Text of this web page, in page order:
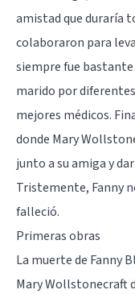
amistad que duraría
colaboraron para
siempre fue bastante
marido por
mejores médicos.
donde Mary
junto a su amiga y
Tristemente, Fanny
falleció.
Primeras obras
La muerte de Fanny
Mary Wollstonecraft